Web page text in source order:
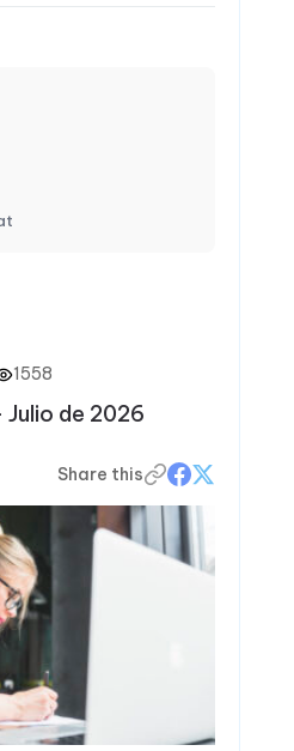
1558
de 2026
Share this